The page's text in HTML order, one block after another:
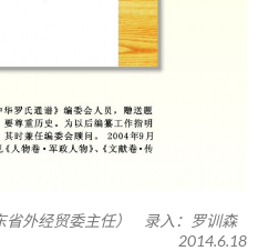
省外经贸委主任） 录入：罗训森
2014.6.18